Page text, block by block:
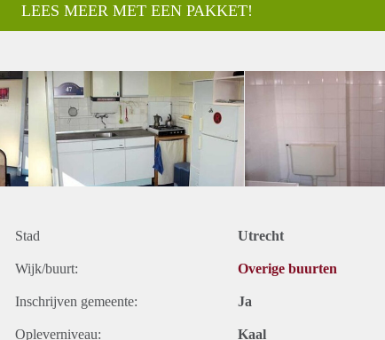
LEES MEER MET EEN PAKKET!
Stad Utrecht
Wijk/buurt: Overige buurten
Inschrijven gemeente: Ja
Opleverniveau: Kaal